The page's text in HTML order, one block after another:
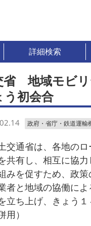
詳細検索
省 地域モビ
う初会合
政府・省庁・鉄道運輸
通省は、各地のロ
共有し、相互に協
みを促すため、政
者と地域の協働に
立ち上げ、きょう
用）